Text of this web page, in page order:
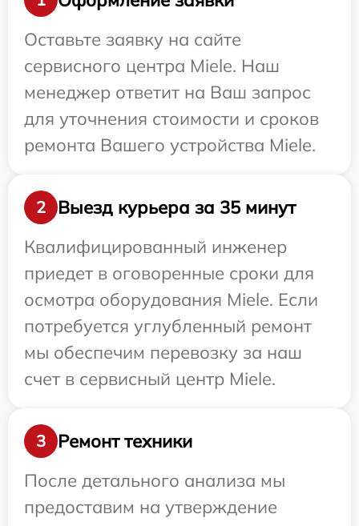
Оставьте заявку на сайте
сервисного центра Miele. Наш
менеджер ответит на Ваш запрос
для уточнения стоимости и сроков
ремонта Вашего устройства Miele.
2
Выезд курьера за 35 минут
Квалифицированный инженер
приедет в оговоренные сроки для
осмотра оборудования Miele. Если
потребуется углубленный ремонт
мы обеспечим перевозку за наш
счет в сервисный центр Miele.
3
Ремонт техники
После детального анализа мы
предоставим на утверждение